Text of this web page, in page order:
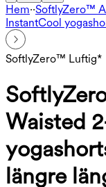
Hem··SoftlyZero™
InstantCool
SoftlyZero™ Luftig*
Waisted
längre